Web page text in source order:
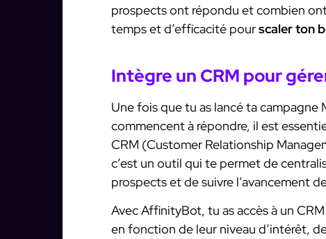
prospects ont répondu et combien
temps et d’efficacité pourscaler ton
Intègre un CRM pour
Une fois que tu as lancé ta campagne
commencent à répondre, il est
CRM (Customer Relationship
c’est un outil qui te permet de
prospects et de suivre l’avancement
Avec AffinityBot, tu as accès à un
en fonction de leur niveau d’intérêt,